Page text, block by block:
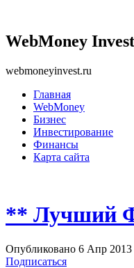
WebMoney Invest
webmoneyinvest.ru
Главная
WebMoney
Бизнес
Инвестирование
Финансы
Карта сайта
** Лучший
Опубликовано 6 Апр 2013
Подписаться